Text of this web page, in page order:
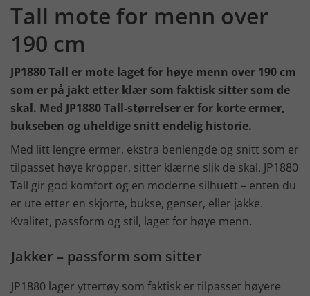
Tall mote for menn over
190 cm
JP1880 Tall er mote laget for høye menn over 190 cm
som er på jakt etter klær som faktisk sitter som de
skal. Med JP1880 Tall-størrelser er for korte ermer,
bukseben og uheldige snitt endelig historie.
Med litt lengre ermer, ekstra benlengde og snitt som er
tilpasset høye kropper, sitter klærne slik de skal. JP1880
Tall gir god komfort og en moderne silhuett – enten du
er ute etter en skjorte, bukse, genser, eller jakke.
Kvalitet, passform og stil, laget for høye menn.
Jakker – passform som sitter
JP1880 lager yttertøy som faktisk er tilpasset høyere